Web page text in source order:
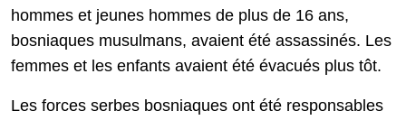
hommes et jeunes hommes de plus de 16 ans,
bosniaques musulmans, avaient été assassinés. Les
femmes et les enfants avaient été évacués plus tôt.
Les forces serbes bosniaques ont été responsables